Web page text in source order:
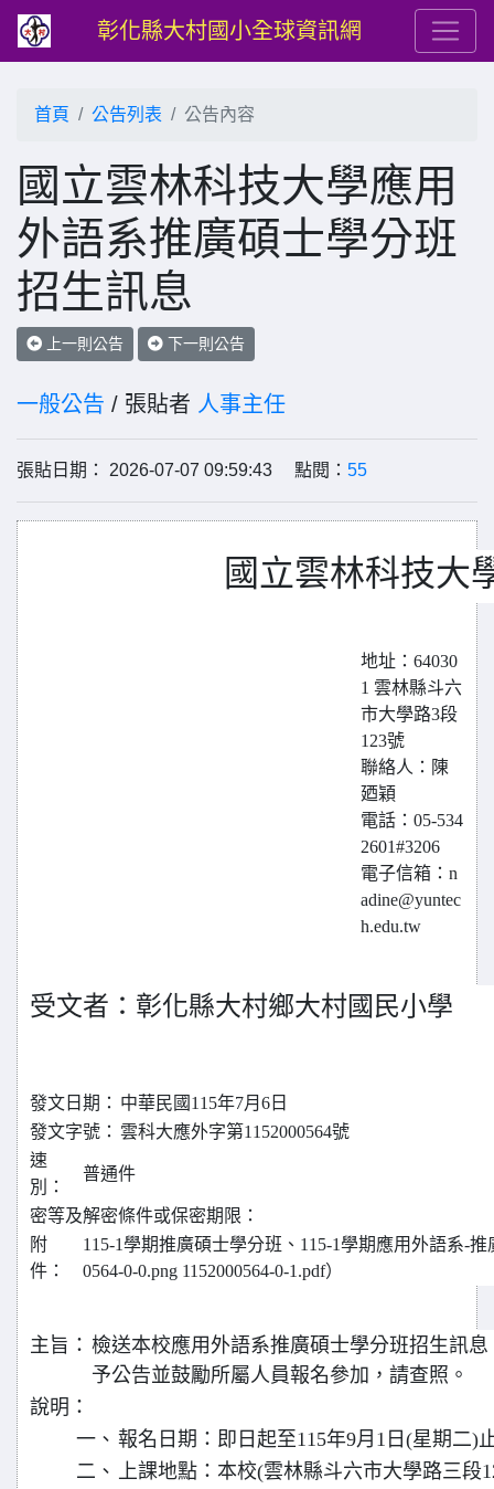
彰化縣大村國小全球資訊網
首頁 公告列表 公告內容
國立雲林科技大學應用
外語系推廣碩士學分班
招生訊息
上一則公告 下一則公告
一般公告 / 張貼者 人事主任
張貼日期： 2026-07-07 09:59:43 點閱： 55
國立雲林科技大
地址：64030
1 雲林縣斗六
市大學路3段
123號
聯絡人：陳
廼穎
電話：05-534
2601#3206
電子信箱：n
adine@yuntec
h.edu.tw
受文者：彰化縣大村鄉大村國民小學
發文日期： 中華民國115年7月6日
發文字號： 雲科大應外字第1152000564號
速
別：
普通件
密等及解密條件或保密期限：
附
件：
115-1學期推廣碩士學分班、115-1學期應用外語系-
0564-0-0.png 1152000564-0-1.pdf）
主旨： 檢送本校應用外語系推廣碩士學分班招生訊
予公告並鼓勵所屬人員報名參加，請查照。
說明：
一、 報名日期：即日起至115年9月1日(星期二)
二、 上課地點：本校(雲林縣斗六市大學路三段